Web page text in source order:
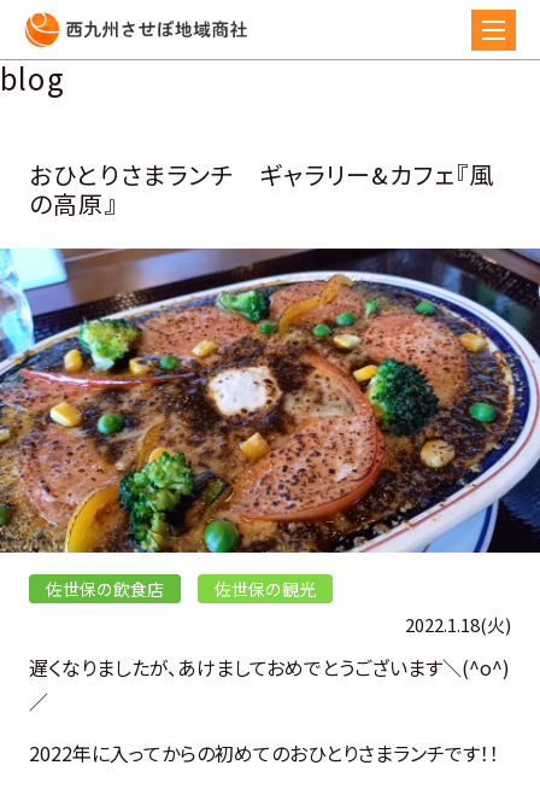
blog
おひとりさまランチ ギャラリー&カフェ『風
の高原』
佐世保の飲食店 佐世保の観光
2022.1.18(火)
遅くなりましたが、あけましておめでとうございます＼(^o^)
／
2022年に入ってからの初めてのおひとりさまランチです！！